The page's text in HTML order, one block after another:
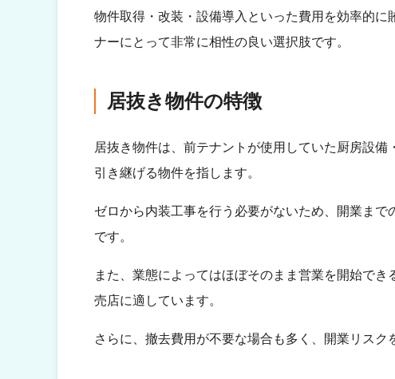
物件取得・改装・設備導入といった費用を効率的
ナーにとって非常に相性の良い選択肢です。
居抜き物件の特徴
居抜き物件は、前テナントが使用していた厨房設
引き継げる物件を指します。
ゼロから内装工事を行う必要がないため、開業ま
です。
また、業態によってはほぼそのまま営業を開始で
売店に適しています。
さらに、撤去費用が不要な場合も多く、開業リスク